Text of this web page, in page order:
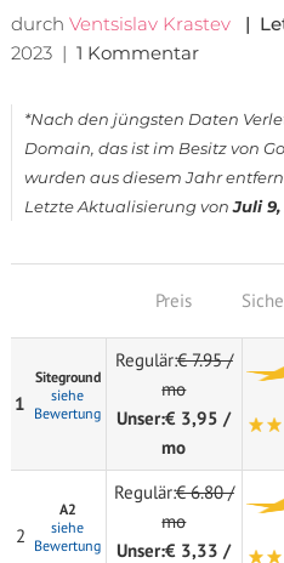
durch Ventsislav Krastev |
2023| 1 Kommentar
*Nach den jüngsten Daten
Domain, das ist im Besitz von
wurden aus diesem Jahr entfernt
Letzte Aktualisierung vonJuli 9,
Preis
1
Siteground
siehe
Bewertung
Regulär:€ 7.95 /
mo
Unser:€ 3,95 /
mo
2
A2
siehe
Bewertung
Regulär:€ 6.80 /
mo
Unser:€ 3,33 /